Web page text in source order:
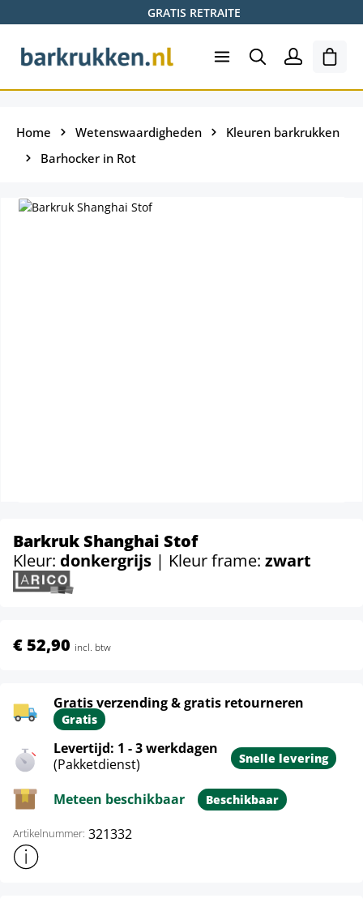
GRATIS RETRAITE
Home Wetenswaardigheden
Kleuren barkrukken
Barhocker in Rot
Barkruk Shanghai Stof
Kleur: donkergrijs | Kleur frame: zwart
€ 52,90 incl. btw
Gratis verzending & gratis retourneren
Gratis
Levertijd: 1 - 3 werkdagen
(Pakketdienst)
Snelle levering
Meteen beschikbaar Beschikbaar
Artikelnummer: 321332
Toon meer productinformatie